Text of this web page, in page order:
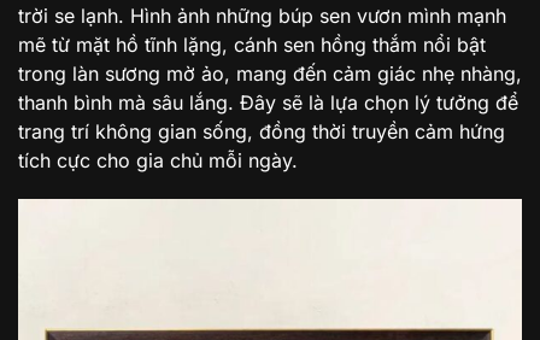
trời se lạnh. Hình ảnh những búp sen vươn mình mạnh
mẽ từ mặt hồ tĩnh lặng, cánh sen hồng thắm nổi bật
trong làn sương mờ ảo, mang đến cảm giác nhẹ nhàng,
thanh bình mà sâu lắng. Đây sẽ là lựa chọn lý tưởng để
trang trí không gian sống, đồng thời truyền cảm hứng
tích cực cho gia chủ mỗi ngày.